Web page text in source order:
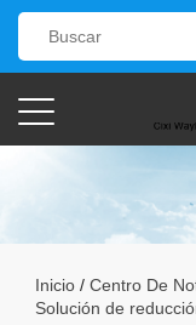
Inicio / Centro De
Solución de